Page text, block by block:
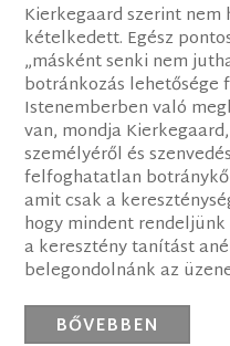
Kierkegaard szerint nem
kételkedett. Egész
„másként senki nem
botránkozás lehetősége
Istenemberben való
van, mondja
személyéről és
felfoghatatlan
amit csak a
hogy mindent
a keresztény tanítást
belegondolnánk az
BŐVEBBEN